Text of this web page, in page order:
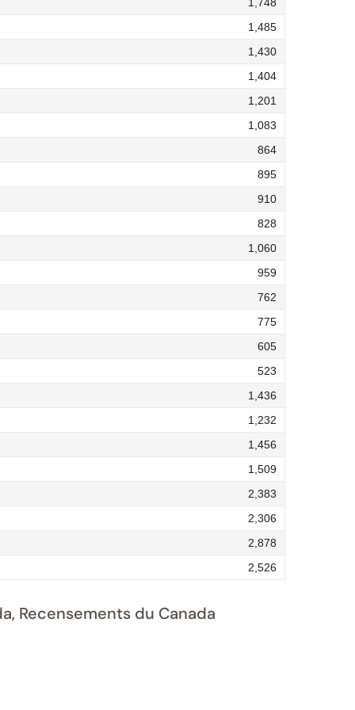
1,485
1,430
1,404
1,201
1,083
864
895
910
828
1,060
959
762
775
605
523
1,436
1,232
1,456
1,509
2,383
2,306
2,878
2,526
Recensements du Canada